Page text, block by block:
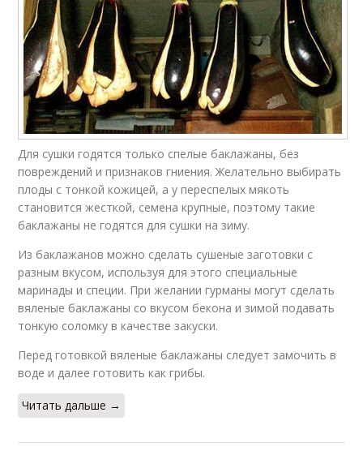
Для сушки годятся только спелые баклажаны, без
повреждений и признаков гниения. Желательно выбирать
плоды с тонкой кожицей, а у переспелых мякоть
становится жесткой, семена крупные, поэтому такие
баклажаны не годятся для сушки на зиму.
Из баклажанов можно сделать сушеные заготовки с
разным вкусом, используя для этого специальные
маринады и специи. При желании гурманы могут сделать
вяленые баклажаны со вкусом бекона и зимой подавать
тонкую соломку в качестве закуски.
Перед готовкой вяленые баклажаны следует замочить в
воде и далее готовить как грибы.
Читать дальше →